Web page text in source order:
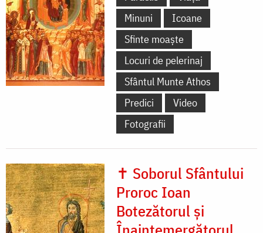
Minuni
Icoane
Sfinte moaște
Locuri de pelerinaj
Sfântul Munte Athos
Predici
Video
Fotografii
✝ Soborul Sfântului
Proroc Ioan
Botezătorul și